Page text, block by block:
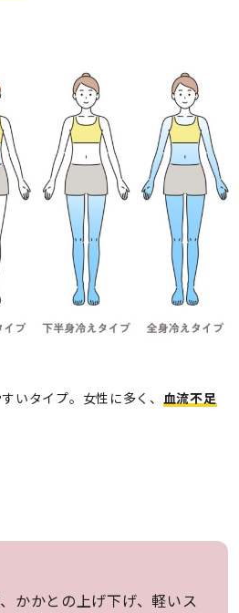
いタイプ。女性に多く、
血流不足
かかとの上げ下げ、軽いス